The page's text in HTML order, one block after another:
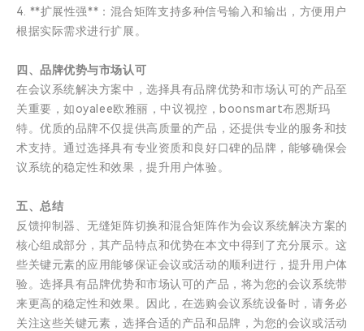
4. **扩展性强**：混合矩阵支持多种信号输入和输出，方便用户
根据实际需求进行扩展。
四、品牌优势与市场认可
在会议系统解决方案中，选择具有品牌优势和市场认可的产品至
关重要，如oyalee欧雅丽，中议视控，boonsmart布恩斯玛
特。优质的品牌不仅提供高质量的产品，还提供专业的服务和技
术支持。通过选择具有专业资质和良好口碑的品牌，能够确保会
议系统的稳定性和效果，提升用户体验。
五、总结
反馈抑制器、无缝矩阵切换和混合矩阵作为会议系统解决方案的
核心组成部分，其产品特点和优势在本文中得到了充分展示。这
些关键元素的应用能够保证会议或活动的顺利进行，提升用户体
验。选择具有品牌优势和市场认可的产品，将为您的会议系统带
来更高的稳定性和效果。因此，在选购会议系统设备时，请务必
关注这些关键元素，选择合适的产品和品牌，为您的会议或活动